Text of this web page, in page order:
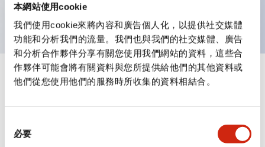
本網站使用cookie
我們使用cookie來將內容和廣告個人化，以提供社交媒體
功能和分析我們的流量。我們也與我們的社交媒體、廣告
和分析合作夥伴分享有關您使用我們網站的資料，這些合
作夥伴可能會將有關資料與您所提供給他們的其他資料或
他們從您使用他們的服務時所收集的資料相結合。
必要
防護結構
規格
審美規範
環境規範